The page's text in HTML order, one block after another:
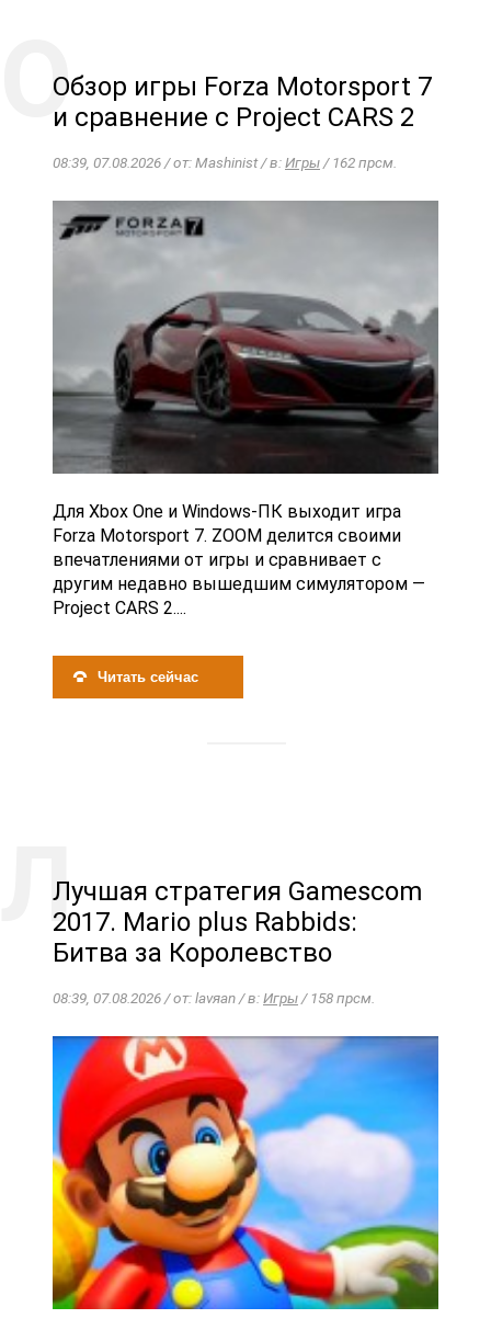
Обзор игры Forza Motorsport 7
и сравнение с Project CARS 2
08:39, 07.08.2026 / от: Mashinist / в:Игры/ 162 прсм.
Для Xbox One и Windows-ПК выходит игра
Forza Motorsport 7. ZOOM делится своими
впечатлениями от игры и сравнивает с
другим недавно вышедшим симулятором —
Project CARS 2....
Читать сейчас
Лучшая стратегия Gamescom
2017. Mario plus Rabbids:
Битва за Королевство
08:39, 07.08.2026 / от: lavяan / в:Игры/ 158 прсм.